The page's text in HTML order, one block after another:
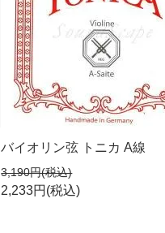
バイオリン弦 トニカ A線
3,190円(税込)
2,233円(税込)